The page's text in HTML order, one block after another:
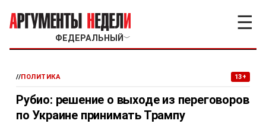
ФЕДЕРАЛЬНЫЙ ﹀
☰
//ПОЛИТИКА 13+
Рубио: решение о выходе из переговоров
по Украине принимать Трампу